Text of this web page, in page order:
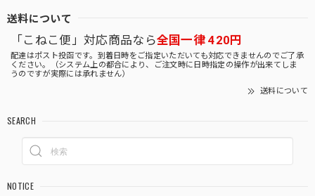
送料について
「こねこ便」対応商品なら全国一律 420円
配達はポスト投函です。到着日時をご指定いただいても対応できませんのでご了承
ください。（システム上の都合により、ご注文時に日時指定の操作が出来てしま
うのですが実際には承れません）
送料について
SEARCH
NOTICE